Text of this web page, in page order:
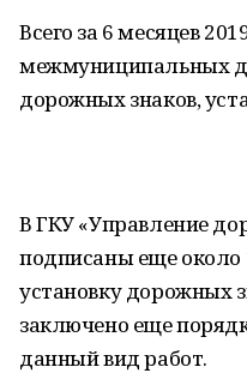
Всего за 6 месяцев
межмуниципальных
дорожных знаков,
В ГКУ «Управление
подписаны еще около
установку дорожных
заключено еще
данный вид работ.